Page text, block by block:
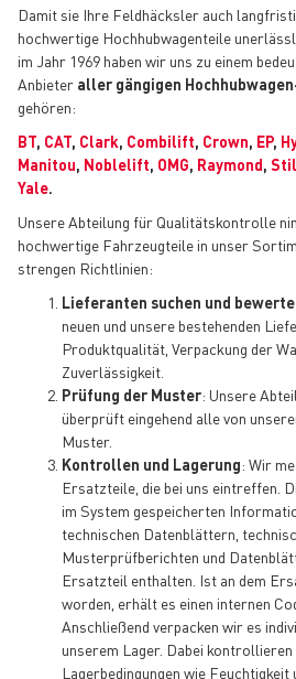
Damit sie Ihre Feldhäcksler auch
hochwertige Hochhubwagenteile
im Jahr 1969 haben wir uns zu einem
Anbieter aller gängigen
gehören:
BT, CAT, Clark, Combilift, Crown, EP,
Manitou, Noblelift, OMG, Raymond,
Yale.
Unsere Abteilung für Qualitätskontrolle
hochwertige Fahrzeugteile in unser
strengen Richtlinien:
Lieferanten suchen und
neuen und unsere bestehenden
Produktqualität, Verpackung der
Zuverlässigkeit.
Prüfung der Muster: Unsere
überprüft eingehend alle von
Muster.
Kontrollen und Lagerung: Wir
Ersatzteile, die bei uns eintreffen.
im System gespeicherten
technischen Datenblättern,
Musterprüfberichten und
Ersatzteil enthalten. Ist an dem
worden, erhält es einen internen
Anschließend verpacken wir es
unserem Lager. Dabei
Lagerbedingungen wie Feuchtigkeit